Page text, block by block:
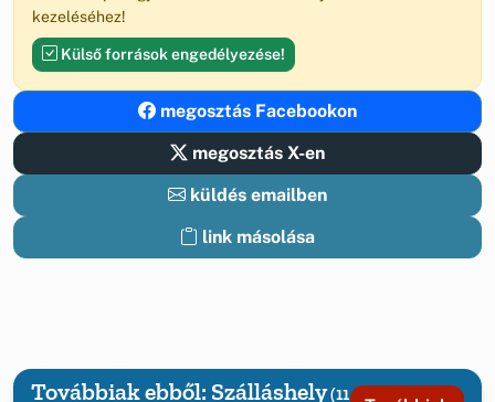
kezeléséhez!
Külső források engedélyezése!
megosztás Facebookon
megosztás X-en
küldés emailben
link másolása
Továbbiak ebből: Szálláshely(11